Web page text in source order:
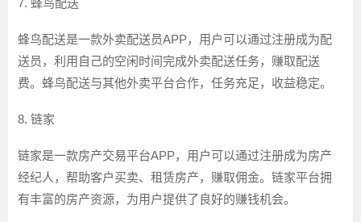
7. 蜂鸟配送
蜂鸟配送是一款外卖配送员APP，用户可以通过注册成为配
送员，利用自己的空闲时间完成外卖配送任务，赚取配送
费。蜂鸟配送与其他外卖平台合作，任务充足，收益稳定。
8. 链家
链家是一款房产交易平台APP，用户可以通过注册成为房产
经纪人，帮助客户买卖、租赁房产，赚取佣金。链家平台拥
有丰富的房产资源，为用户提供了良好的赚钱机会。